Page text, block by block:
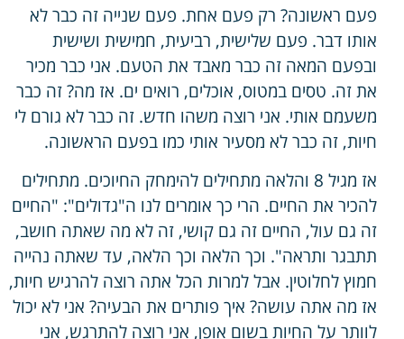
פעם ראשונה? רק פעם אחת. פעם שנייה זה כבר לא
אותו דבר. פעם שלישית, רביעית, חמישית ושישית
ובפעם המאה זה כבר מאבד את הטעם. אני כבר מכיר
את זה. טסים במטוס, אוכלים, רואים ים. אז מה? זה כבר
משעמם אותי. אני רוצה משהו חדש. זה כבר לא גורם לי
חיות, זה כבר לא מסעיר אותי כמו בפעם הראשונה.
אז מגיל 8 והלאה מתחילים להימחק החיוכים. מתחילים
להכיר את החיים. הרי כך אומרים לנו ה"גדולים": "החיים
זה גם עול, החיים זה גם קושי, זה לא מה שאתה חושב,
תתבגר ותראה". וכך הלאה וכך הלאה, עד שאתה נהייה
חמוץ לחלוטין. אבל למרות הכל אתה רוצה להרגיש חיות,
אז מה אתה עושה? איך פותרים את הבעיה? אני לא יכול
לוותר על החיות בשום אופן, אני רוצה להתרגש, אני